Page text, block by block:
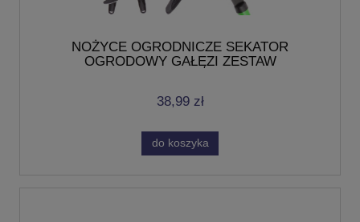
NOŻYCE OGRODNICZE SEKATOR
OGRODOWY GAŁĘZI ZESTAW
38,99 zł
do koszyka